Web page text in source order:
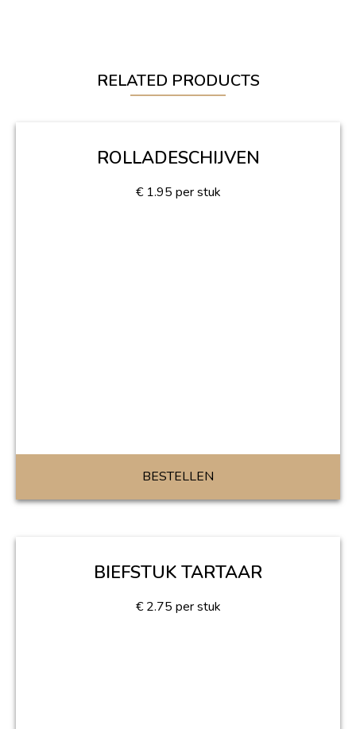
RELATED PRODUCTS
ROLLADESCHIJVEN
€ 1.95 per stuk
BESTELLEN
BIEFSTUK TARTAAR
€ 2.75 per stuk